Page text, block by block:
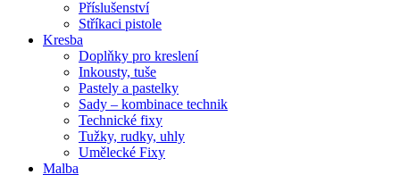
Příslušenství
Stříkaci pistole
Kresba
Doplňky pro kreslení
Inkousty, tuše
Pastely a pastelky
Sady – kombinace technik
Technické fixy
Tužky, rudky, uhly
Umělecké Fixy
Malba